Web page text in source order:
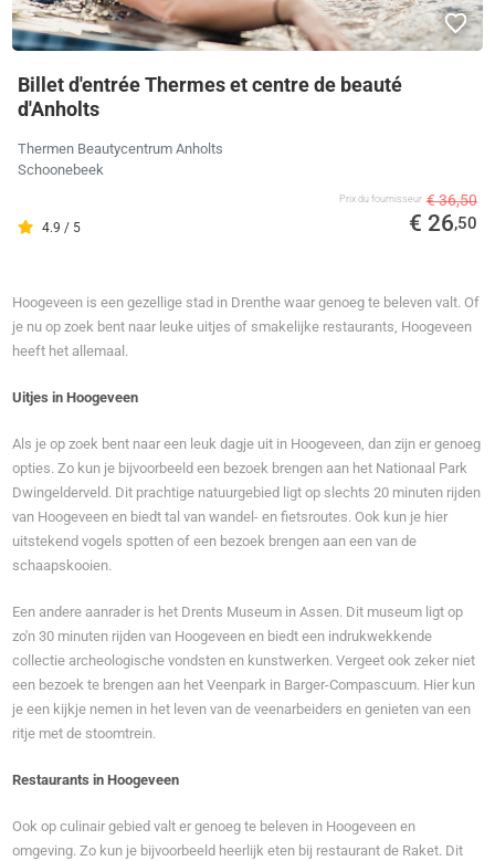
Billet d'entrée Thermes et centre de beauté
d'Anholts
Thermen Beautycentrum Anholts
Schoonebeek
4.9 / 5
Prix ​​du fournisseur € 36,50
€ 26,50
Hoogeveen is een gezellige stad in Drenthe waar genoeg te beleven valt. Of
je nu op zoek bent naar leuke uitjes of smakelijke restaurants, Hoogeveen
heeft het allemaal.
Uitjes in Hoogeveen
Als je op zoek bent naar een leuk dagje uit in Hoogeveen, dan zijn er genoeg
opties. Zo kun je bijvoorbeeld een bezoek brengen aan het Nationaal Park
Dwingelderveld. Dit prachtige natuurgebied ligt op slechts 20 minuten rijden
van Hoogeveen en biedt tal van wandel- en fietsroutes. Ook kun je hier
uitstekend vogels spotten of een bezoek brengen aan een van de
schaapskooien.
Een andere aanrader is het Drents Museum in Assen. Dit museum ligt op
zo'n 30 minuten rijden van Hoogeveen en biedt een indrukwekkende
collectie archeologische vondsten en kunstwerken. Vergeet ook zeker niet
een bezoek te brengen aan het Veenpark in Barger-Compascuum. Hier kun
je een kijkje nemen in het leven van de veenarbeiders en genieten van een
ritje met de stoomtrein.
Restaurants in Hoogeveen
Ook op culinair gebied valt er genoeg te beleven in Hoogeveen en
omgeving. Zo kun je bijvoorbeeld heerlijk eten bij restaurant de Raket. Dit